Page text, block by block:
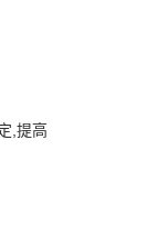
,提高